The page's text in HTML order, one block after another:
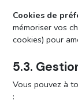
Cookies de
mémoriser vos
cookies) pour
5.3.
Vous pouvez à
: